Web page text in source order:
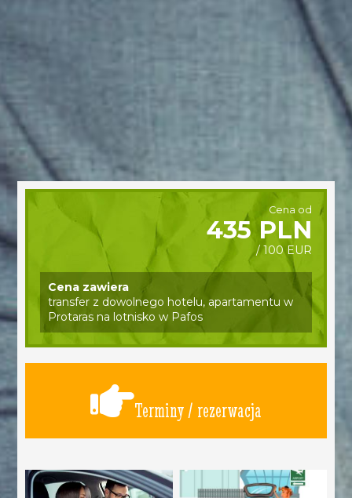
Cena od
435 PLN
/ 100 EUR
Cena zawiera
transfer z dowolnego hotelu, apartamentu w
Protaras na lotnisko w Pafos
Terminy / rezerwacja